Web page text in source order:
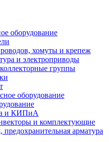
оборудование
хомуты и крепеж
и электроприводы
группы
оборудование
и КИПиА
и комплектующие
арматура